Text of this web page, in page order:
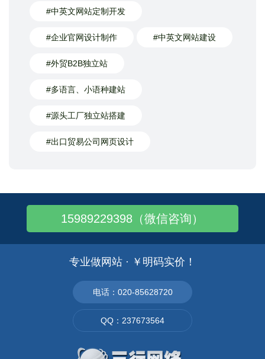
#中英文网站定制开发
#企业官网设计制作 #中英文网站建设
#外贸B2B独立站
#多语言、小语种建站
#源头工厂独立站搭建
#出口贸易公司网页设计
15989229398（微信咨询）
专业做网站 · ￥明码实价！
电话：020-85628720
QQ：237673564